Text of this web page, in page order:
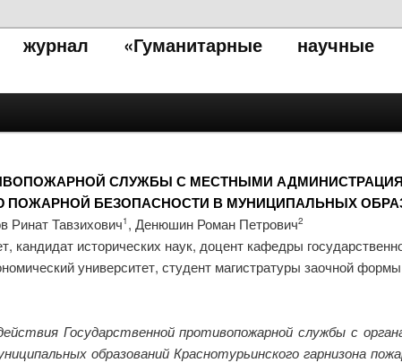
журнал «Гуманитарные научные
СЛУЖБЫ С МЕСТНЫМИ
ПОЖАРНОЙ БЕЗОПАСНОСТИ В МУНИЦИПАЛЬНЫХ
Ринат Тавзихович1 , Денюшин Роман Петрович2
кандидат исторических наук, доцент кафедры
университет, студент магистратуры заочной
Государственной противопожарной службы с
образований Краснотурьинского гарнизона